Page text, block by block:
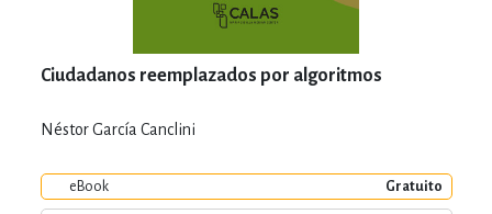
Ciudadanos reemplazados por algoritmos
Néstor García Canclini
eBook Gratuito